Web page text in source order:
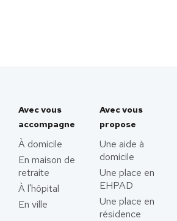
Avec vous
accompagne
À domicile
En maison de
retraite
À l'hôpital
En ville
Avec vous
propose
Une aide à
domicile
Une place en
EHPAD
Une place en
résidence